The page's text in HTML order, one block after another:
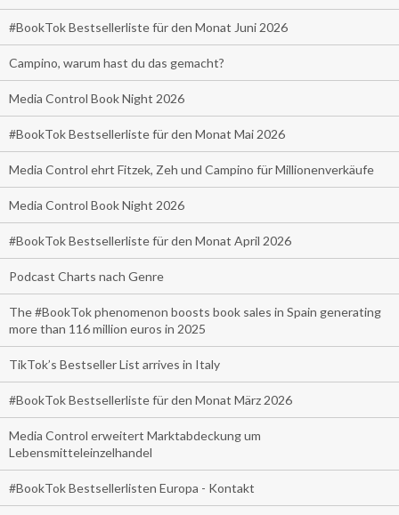
#BookTok Bestsellerliste für den Monat Juni 2026
Campino, warum hast du das gemacht?
Media Control Book Night 2026
#BookTok Bestsellerliste für den Monat Mai 2026
Media Control ehrt Fitzek, Zeh und Campino für Millionenverkäufe
Media Control Book Night 2026
#BookTok Bestsellerliste für den Monat April 2026
Podcast Charts nach Genre
The #BookTok phenomenon boosts book sales in Spain generating
more than 116 million euros in 2025
TikTok’s Bestseller List arrives in Italy
#BookTok Bestsellerliste für den Monat März 2026
Media Control erweitert Marktabdeckung um
Lebensmitteleinzelhandel
#BookTok Bestsellerlisten Europa - Kontakt